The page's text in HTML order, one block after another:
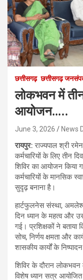
छत्तीसगढ़ छत्तीसगढ़
लोकभवन में
आयोजन…..
June 3, 2026 News
रायपुर:राज्यपाल श्री
कर्मचारियों के लिए तीन
शिविर का आयोजन किया
कर्मचारियों के मानसिक
सुदृढ़ बनाना है।
हार्टफुलनेस संस्था,
दिन ध्यान के महत्व और
गई। प्रशिक्षकों ने बताया
सोच, निर्णय क्षमता और
शासकीय कार्यों के
शिविर के दौरान
विशेष ध्यान सत्र